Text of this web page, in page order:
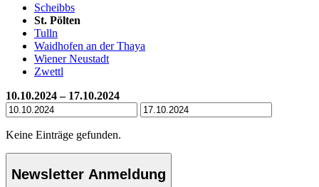
Scheibbs
St. Pölten
Tulln
Waidhofen an der Thaya
Wiener Neustadt
Zwettl
10.10.2024 – 17.10.2024
Keine Einträge gefunden.
Newsletter Anmeldung